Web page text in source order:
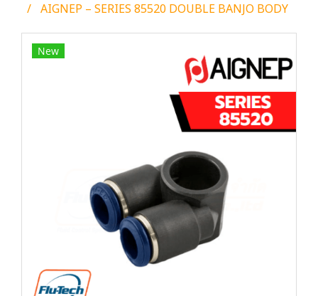
AIGNEP – SERIES 85520 DOUBLE BANJO BODY
New